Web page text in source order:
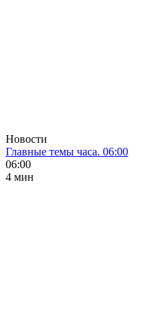
Новости
Главные темы часа. 06:00
06:00
4 мин